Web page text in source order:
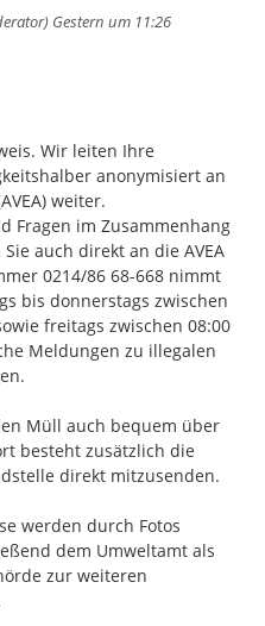
Gestern um 11:26
Wir leiten Ihre
anonymisiert an
weiter.
Fragen im Zusammenhang
auch direkt an die AVEA
0214/86 68-668 nimmt
bis donnerstags zwischen
freitags zwischen 08:00
Meldungen zu illegalen
Müll auch bequem über
besteht zusätzlich die
direkt mitzusenden.
werden durch Fotos
dem Umweltamt als
zur weiteren